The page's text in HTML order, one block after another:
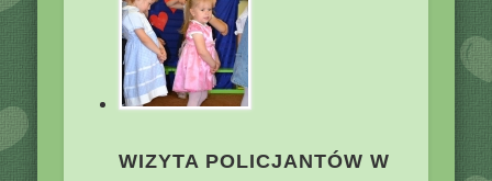
WIZYTA POLICJANTÓW W